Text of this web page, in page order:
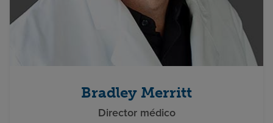
Bradley Merritt
Director médico